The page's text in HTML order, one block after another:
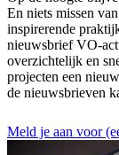
En niets missen
inspirerende
nieuwsbrief VO-
overzichtelijk en
projecten een
de nieuwsbrieven
Meld je aan voor